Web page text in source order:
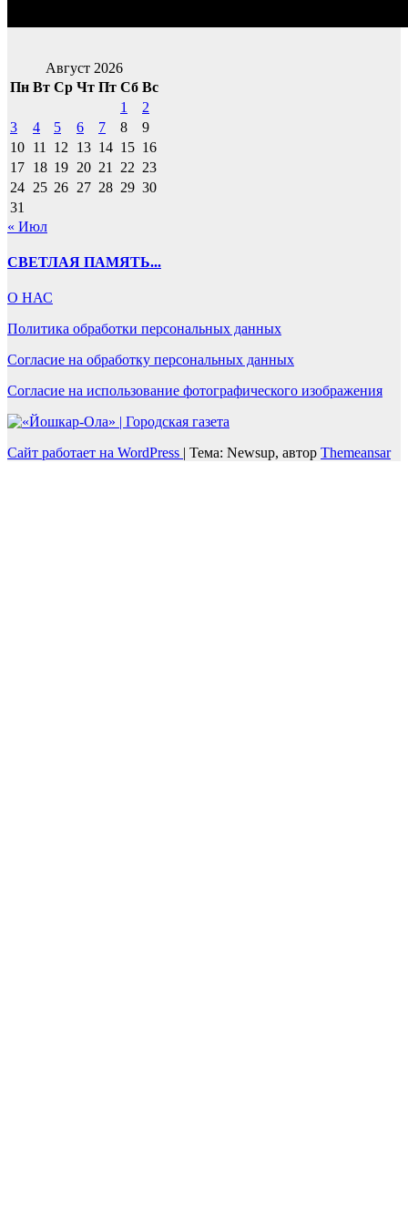
Август 2026
Пн Вт Ср Чт Пт Сб Вс
1
2
3
4 5 6 7 8
9
10 11 12 13 14 15 16
17 18 19 20 21 22 23
24 25 26 27 28 29 30
31
« Июл
СВЕТЛАЯ ПАМЯТЬ...
О НАС
Политика обработки персональных данных
Согласие на обработку персональных данных
Согласие на использование фотографического изображения
Сайт работает на WordPress | Тема: Newsup, автор Themeansar